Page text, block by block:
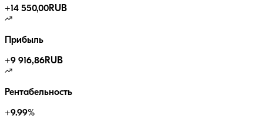
+14 550,00RUB
Прибыль
+9 916,86RUB
Рентабельность
+9.99%